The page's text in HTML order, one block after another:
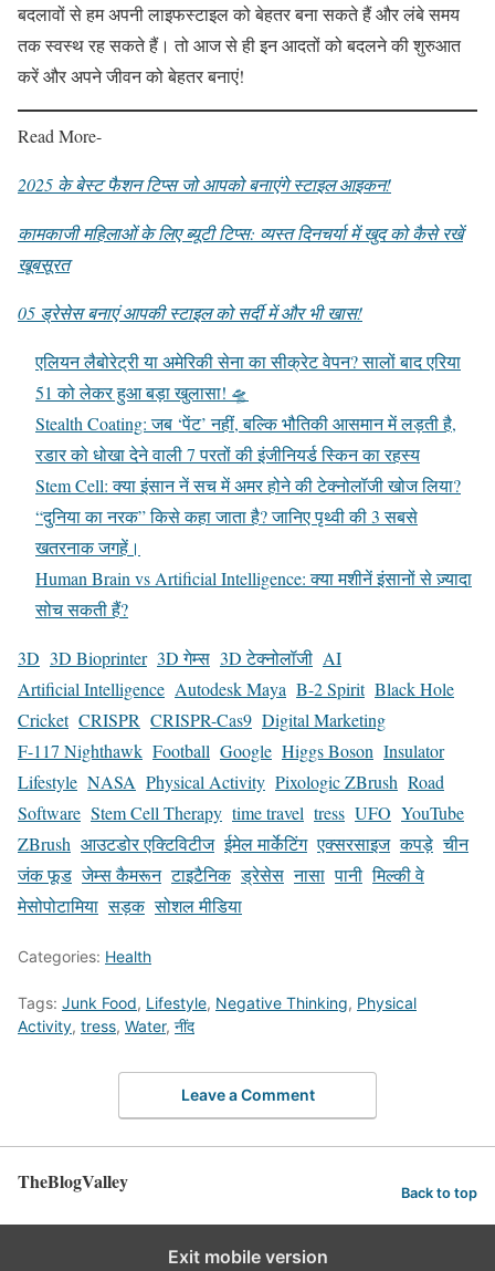
बदलावों से हम अपनी लाइफस्टाइल को बेहतर बना सकते हैं और लंबे समय
तक स्वस्थ रह सकते हैं। तो आज से ही इन आदतों को बदलने की शुरुआत
करें और अपने जीवन को बेहतर बनाएं!
Read More-
2025 के बेस्ट फैशन टिप्स जो आपको बनाएंगे स्टाइल आइकन!
कामकाजी महिलाओं के लिए ब्यूटी टिप्स: व्यस्त दिनचर्या में खुद को कैसे रखें
खूबसूरत
05 ड्रेसेस बनाएं आपकी स्टाइल को सर्दी में और भी खास!
एलियन लैबोरेट्री या अमेरिकी सेना का सीक्रेट वेपन? सालों बाद एरिया
51 को लेकर हुआ बड़ा खुलासा! 🛸
Stealth Coating: जब ‘पेंट’ नहीं, बल्कि भौतिकी आसमान में लड़ती है,
रडार को धोखा देने वाली 7 परतों की इंजीनियर्ड स्किन का रहस्य
Stem Cell: क्या इंसान नें सच में अमर होने की टेक्नोलॉजी खोज लिया?
“दुनिया का नरक” किसे कहा जाता है? जानिए पृथ्वी की 3 सबसे
खतरनाक जगहें।
Human Brain vs Artificial Intelligence: क्या मशीनें इंसानों से ज़्यादा
सोच सकती हैं?
3D 3D Bioprinter 3D गेम्स 3D टेक्नोलॉजी AI
Artificial Intelligence Autodesk Maya B-2 Spirit Black Hole
Cricket CRISPR CRISPR-Cas9 Digital Marketing
F-117 Nighthawk Football Google Higgs Boson Insulator
Lifestyle NASA Physical Activity Pixologic ZBrush Road
Software Stem Cell Therapy time travel tress UFO YouTube
ZBrush आउटडोर एक्टिविटीज ईमेल मार्केटिंग एक्सरसाइज कपड़े चीन
जंक फूड जेम्स कैमरून टाइटैनिक ड्रेसेस नासा पानी मिल्की वे
मेसोपोटामिया सड़क सोशल मीडिया
Categories: Health
Tags: Junk Food, Lifestyle, Negative Thinking, Physical
Activity, tress, Water, नींद
Leave a Comment
TheBlogValley Back to top
Exit mobile version